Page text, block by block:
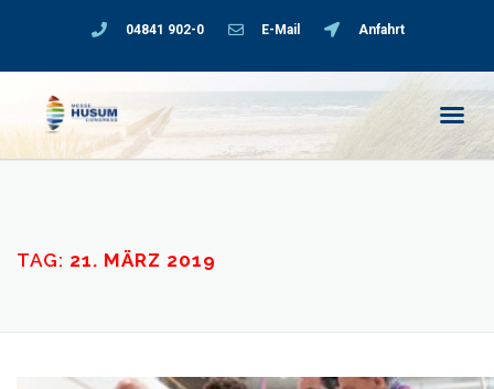
04841 902-0 E-Mail Anfahrt
TAG: 21. MÄRZ 2019